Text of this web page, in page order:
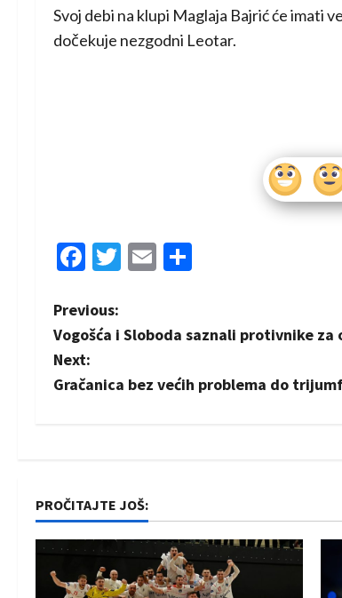
Svoj debi na klupi Maglaja Bajrić će imati
dočekuje nezgodni Leotar.
Facebook
Twitter
Email
P
o
s
a
v
i
Previous:
Vogošća i Sloboda saznali protivnike za
Next:
Gračanica bez većih problema do
PROČITAJTE JOŠ: